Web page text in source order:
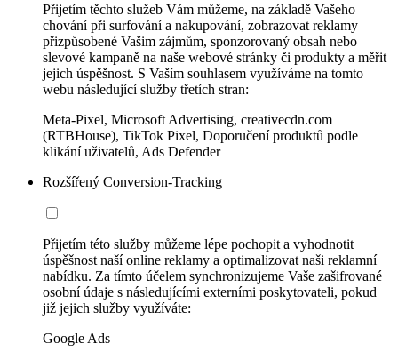
Přijetím těchto služeb Vám můžeme, na základě Vašeho
chování při surfování a nakupování, zobrazovat reklamy
přizpůsobené Vašim zájmům, sponzorovaný obsah nebo
slevové kampaně na naše webové stránky či produkty a měřit
jejich úspěšnost. S Vaším souhlasem využíváme na tomto
webu následující služby třetích stran:
Meta-Pixel, Microsoft Advertising, creativecdn.com
(RTBHouse), TikTok Pixel, Doporučení produktů podle
klikání uživatelů, Ads Defender
Rozšířený Conversion-Tracking
Přijetím této služby můžeme lépe pochopit a vyhodnotit
úspěšnost naší online reklamy a optimalizovat naši reklamní
nabídku. Za tímto účelem synchronizujeme Vaše zašifrované
osobní údaje s následujícími externími poskytovateli, pokud
již jejich služby využíváte:
Google Ads